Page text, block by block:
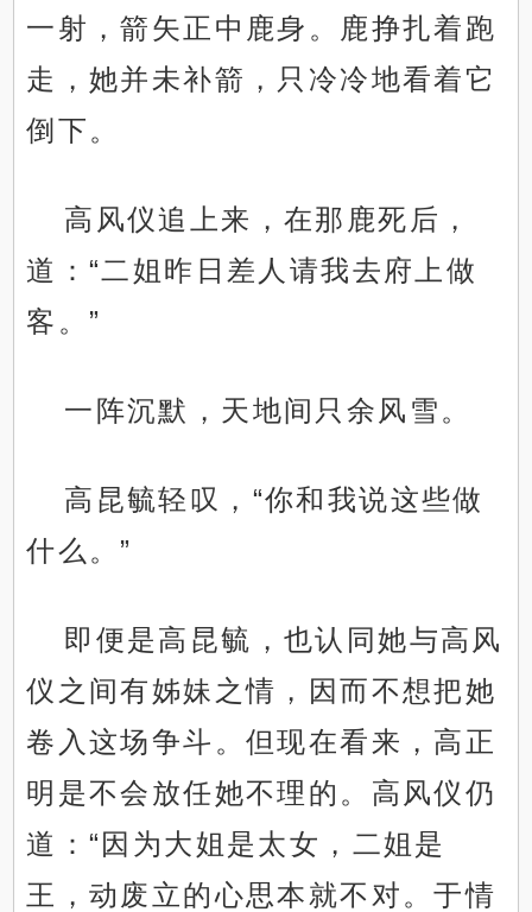
一射，箭矢正中鹿身。鹿挣扎着跑
走，她并未补箭，只冷冷地看着它
倒下。
高风仪追上来，在那鹿死后，
道：“二姐昨日差人请我去府上做
客。”
一阵沉默，天地间只余风雪。
高昆毓轻叹，“你和我说这些做
什么。”
即便是高昆毓，也认同她与高风
仪之间有姊妹之情，因而不想把她
卷入这场争斗。但现在看来，高正
明是不会放任她不理的。高风仪仍
道：“因为大姐是太女，二姐是
王，动废立的心思本就不对。于情